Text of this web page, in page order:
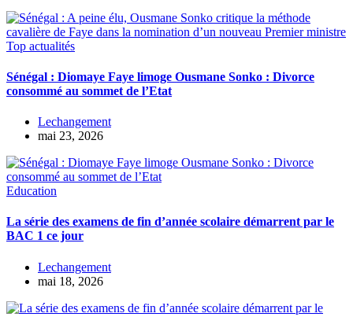
Top actualités
Sénégal : Diomaye Faye limoge Ousmane Sonko : Divorce
consommé au sommet de l’Etat
Lechangement
mai 23, 2026
Education
La série des examens de fin d’année scolaire démarrent par le
BAC 1 ce jour
Lechangement
mai 18, 2026